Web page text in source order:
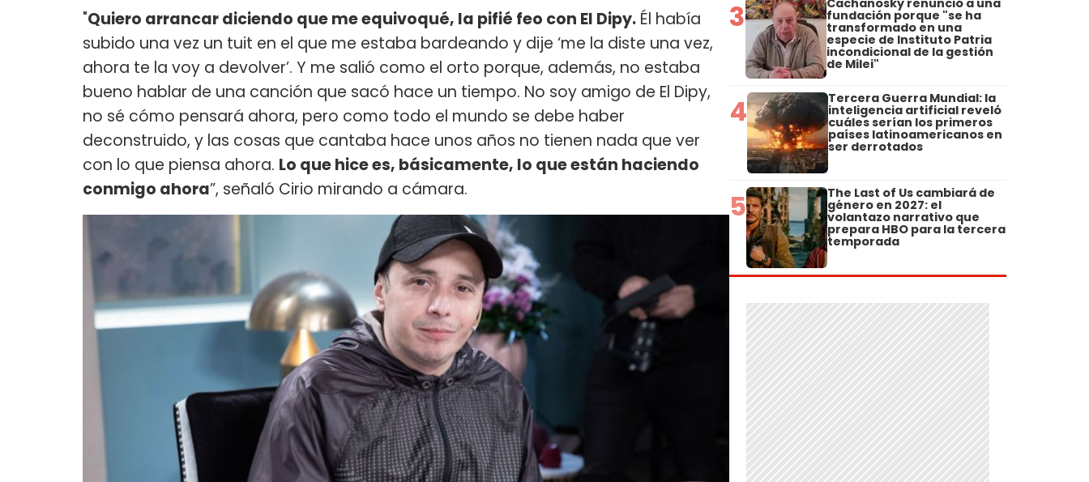
"Quiero arrancar diciendo que me equivoqué, la pifié feo con El Dipy. Él había
subido una vez un tuit en el que me estaba bardeando y dije ‘me la diste una vez,
ahora te la voy a devolver’. Y me salió como el orto porque, además, no estaba
bueno hablar de una canción que sacó hace un tiempo. No soy amigo de El Dipy,
no sé cómo pensará ahora, pero como todo el mundo se debe haber
deconstruido, y las cosas que cantaba hace unos años no tienen nada que ver
con lo que piensa ahora. Lo que hice es, básicamente, lo que están haciendo
conmigo ahora”, señaló Cirio mirando a cámara.
3 Cachanosky renunció a una
fundación porque "se ha
transformado en una
especie de Instituto Patria
incondicional de la gestión
de Milei"
4 Tercera Guerra Mundial: la
inteligencia artificial reveló
cuáles serían los primeros
países latinoamericanos en
ser derrotados
5 The Last of Us cambiará de
género en 2027: el
volantazo narrativo que
prepara HBO para la tercera
temporada